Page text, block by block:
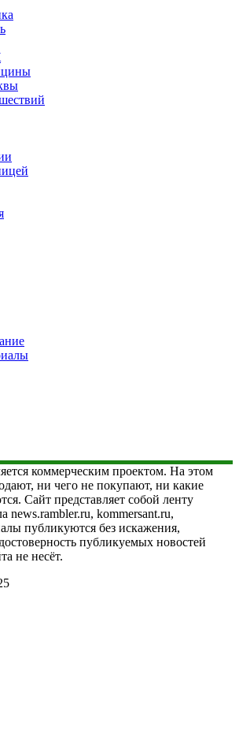
коммерческим проектом. На этом
ни чего не покупают, ни какие
Сайт представляет собой ленту
news.rambler.ru, kommersant.ru,
публикуются без искажения,
публикуемых новостей
не несёт.